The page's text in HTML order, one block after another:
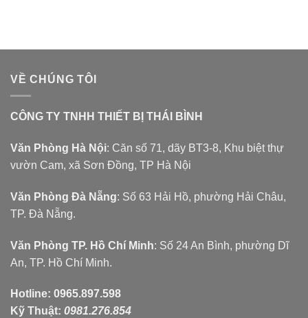
VỀ CHÚNG TÔI
CÔNG TY TNHH THIẾT BỊ THÁI BÌNH
Văn Phòng Hà Nội: Căn số 71, dãy BT3-8, Khu biệt thự
vườn Cam, xã Sơn Đồng, TP Hà Nội
Văn Phòng Đà Nẵng: Số 63 Hải Hồ, phường Hải Châu,
TP. Đà Nẵng.
Văn Phòng TP. Hồ Chí Minh: Số 24 An Bình, phường Dĩ
An, TP. Hồ Chí Minh.
Hotline: 0965.897.598
Kỹ Thuật: 0981.276.854